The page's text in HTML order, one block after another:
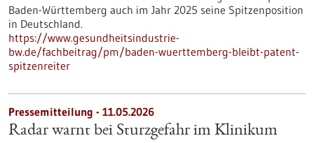
Baden-Württemberg auch im Jahr 2025 seine Spitzenposition
in Deutschland.
https://www.gesundheitsindustrie-
bw.de/fachbeitrag/pm/baden-wuerttemberg-bleibt-patent-
spitzenreiter
Pressemitteilung - 11.05.2026
Radar warnt bei Sturzgefahr im Klinikum